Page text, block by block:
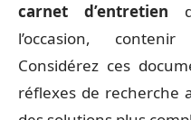
carnet d’entretien
l’occasion,
Considérez ces
réflexes de recherche